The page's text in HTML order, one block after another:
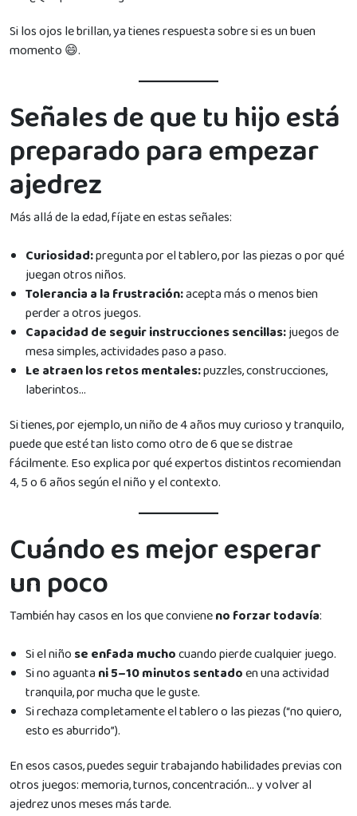
Si los ojos le brillan, ya tienes respuesta sobre si es un buen
momento 😄.
Señales de que tu hijo está
preparado para empezar
ajedrez
Más allá de la edad, fíjate en estas señales:
Curiosidad:pregunta por el tablero, por las piezas o por qué
juegan otros niños.
Tolerancia a la frustración:acepta más o menos bien
perder a otros juegos.
Capacidad de seguir instrucciones sencillas:juegos de
mesa simples, actividades paso a paso.
Le atraen los retos mentales:puzzles, construcciones,
laberintos…
Si tienes, por ejemplo, un niño de 4 años muy curioso y tranquilo,
puede que esté tan listo como otro de 6 que se distrae
fácilmente. Eso explica por qué expertos distintos recomiendan
4, 5 o 6 años según el niño y el contexto.
Cuándo es mejor esperar
un poco
También hay casos en los que convieneno forzar todavía:
Si el niño se enfada muchocuando pierde cualquier juego.
Si no aguanta ni 5–10 minutos sentadoen una actividad
tranquila, por mucha que le guste.
Si rechaza completamente el tablero o las piezas (“no quiero,
esto es aburrido”).
En esos casos, puedes seguir trabajando habilidades previas con
otros juegos: memoria, turnos, concentración… y volver al
ajedrez unos meses más tarde.